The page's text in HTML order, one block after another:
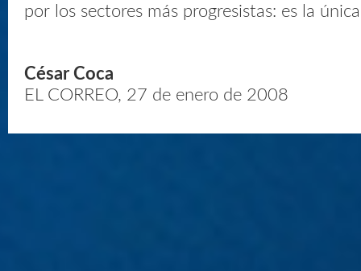
por los sectores más progresistas: es la
César Coca
EL CORREO, 27 de enero de 2008